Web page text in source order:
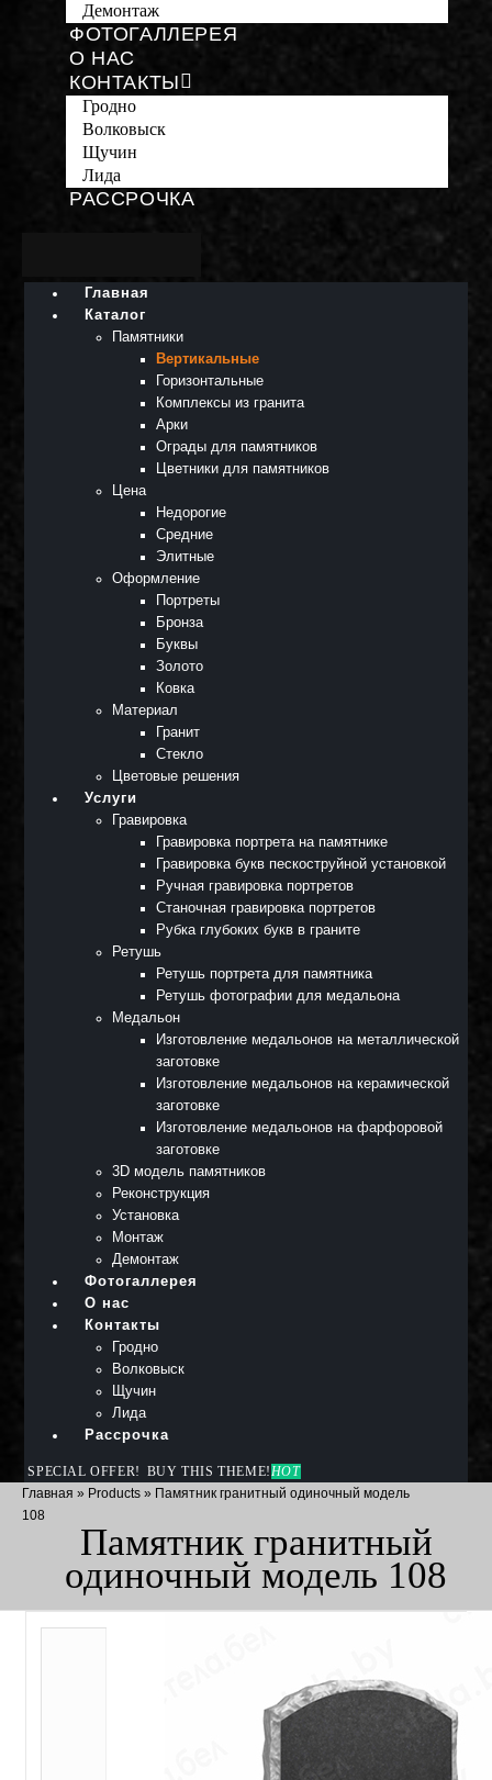
Демонтаж
ФОТОГАЛЛЕРЕЯ
О НАС
КОНТАКТЫ
Гродно
Волковыск
Щучин
Лида
РАССРОЧКА
Главная
Каталог
Памятники
Вертикальные
Горизонтальные
Комплексы из гранита
Арки
Ограды для памятников
Цветники для памятников
Цена
Недорогие
Средние
Элитные
Оформление
Портреты
Бронза
Буквы
Золото
Ковка
Материал
Гранит
Стекло
Цветовые решения
Услуги
Гравировка
Гравировка портрета на памятнике
Гравировка букв пескоструйной установкой
Ручная гравировка портретов
Станочная гравировка портретов
Рубка глубоких букв в граните
Ретушь
Ретушь портрета для памятника
Ретушь фотографии для медальона
Медальон
Изготовление медальонов на металлической
заготовке
Изготовление медальонов на керамической
заготовке
Изготовление медальонов на фарфоровой
заготовке
3D модель памятников
Реконструкция
Установка
Монтаж
Демонтаж
Фотогаллерея
О нас
Контакты
Гродно
Волковыск
Щучин
Лида
Рассрочка
SPECIAL OFFER! BUY THIS THEME!HOT
Главная » Products » Памятник гранитный одиночный модель
108
Памятник гранитный
одиночный модель 108